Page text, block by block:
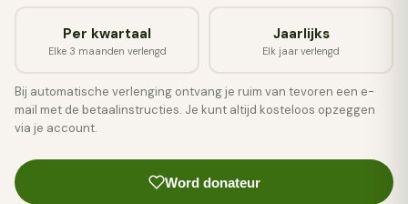
Per kwartaal
Elke 3 maanden verlengd
Jaarlijks
Elk jaar verlengd
Bij automatische verlenging ontvang je ruim van tevoren een e-
mail met de betaalinstructies. Je kunt altijd kosteloos opzeggen
via je account.
Word donateur